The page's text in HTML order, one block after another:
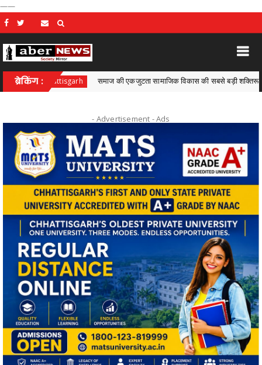
——
ब्रेकिंग :
सामाजिक विकास की सबसे बड़ी शक्तिरू श्री राजेश अग्रवाल Chhattisgarh
- Advertisement -Ads